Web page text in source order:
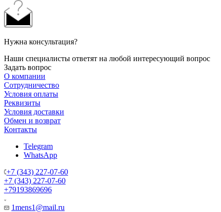
Нужна консультация?
Наши специалисты ответят на любой интересующий вопрос
Задать вопрос
О компании
Сотрудничество
Условия оплаты
Реквизиты
Условия доставки
Обмен и возврат
Контакты
Telegram
WhatsApp
+7 (343) 227-07-60
+7 (343) 227-07-60
+79193869696
1mens1@mail.ru